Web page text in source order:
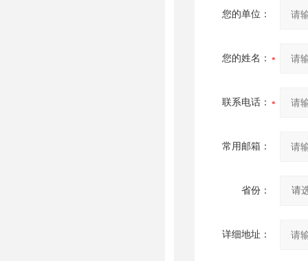
您的单位：
您的姓名：
联系电话：
常用邮箱：
省份：
详细地址：